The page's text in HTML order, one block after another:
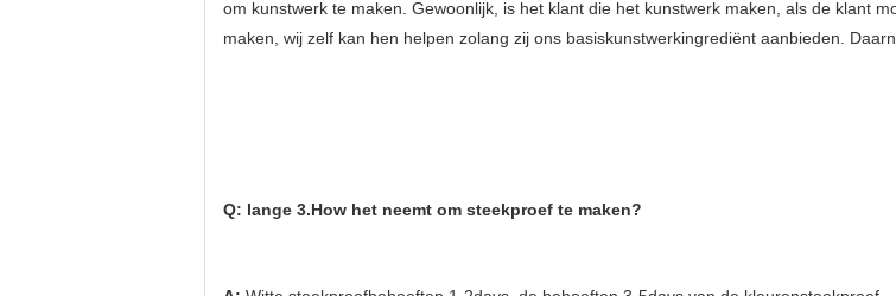
om kunstwerk te maken. Gewoonlijk, is het klant die het kunstwerk maken, als de klant
maken, wij zelf kan hen helpen zolang zij ons basiskunstwerkingrediënt aanbieden.
Q: lange 3.How het neemt om steekproef te maken?